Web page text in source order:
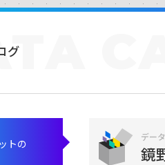
グ
デー
鏡
トの